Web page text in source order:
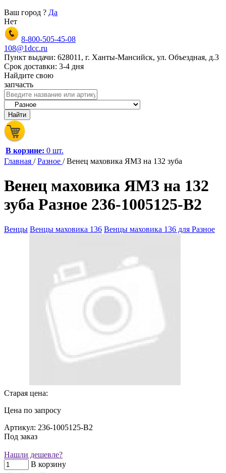
Ваш город ? Да
Нет
8-800-505-45-08
108@1dcc.ru
Пункт выдачи: 628011, г. Ханты-Мансийск, ул. Объездная, д.3
Срок доставки: 3-4 дня
Найдите свою
запчасть
В корзине: 0 шт.
Главная /Разное /Венец маховика ЯМЗ на 132 зуба
Венец маховика ЯМЗ на 132
зуба Разное 236-1005125-В2
Венцы Венцы маховика 136 Венцы маховика 136 для Разное
Старая цена:
Цена по запросу
Артикул: 236-1005125-В2
Под заказ
Нашли дешевле?
В корзину